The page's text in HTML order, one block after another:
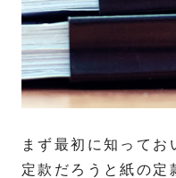
まず最初に知ってお
定款だろうと紙の定